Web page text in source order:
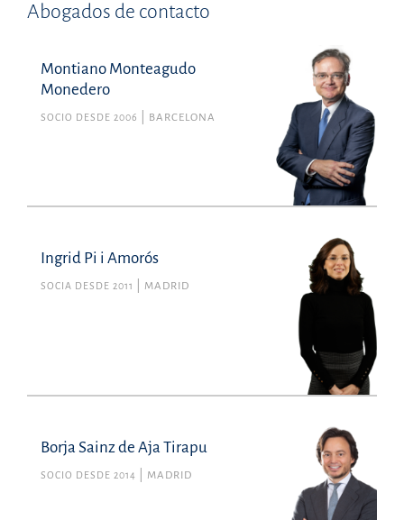
Abogados de contacto
Montiano Monteagudo
Monedero
SOCIO DESDE 2006 BARCELONA
Ingrid Pi i Amorós
SOCIA DESDE 2011 MADRID
Borja Sainz de Aja Tirapu
SOCIO DESDE 2014 MADRID